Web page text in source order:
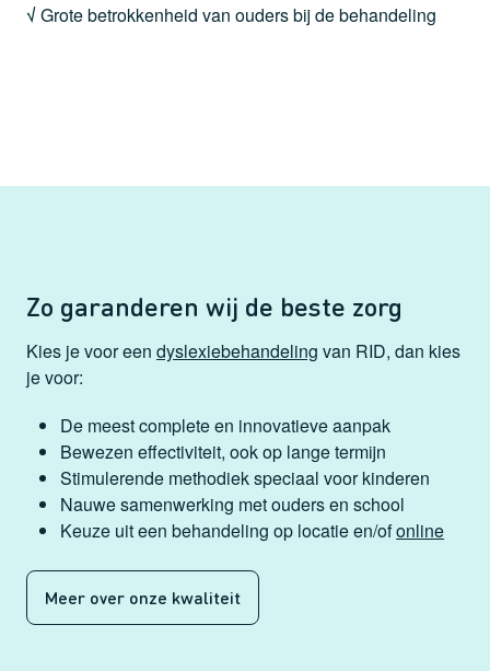
√Grote betrokkenheid van ouders bij de behandeling
Zo garanderen wij de beste zorg
Kies je voor een dyslexiebehandeling van RID, dan kies
je voor:
De meest complete en innovatieve aanpak
Bewezen effectiviteit, ook op lange termijn
Stimulerende methodiek speciaal voor kinderen
Nauwe samenwerking met ouders en school
Keuze uit een behandeling op locatie en/ofonline
Meer over onze kwaliteit